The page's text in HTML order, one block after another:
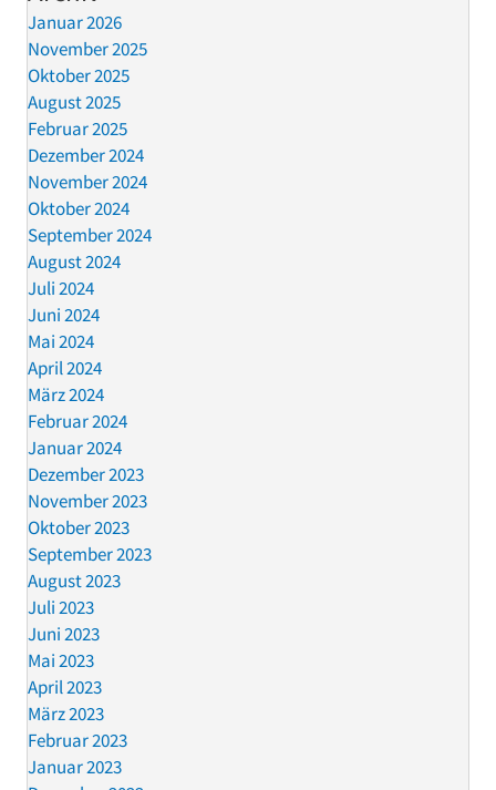
Januar 2026
November 2025
Oktober 2025
August 2025
Februar 2025
Dezember 2024
November 2024
Oktober 2024
September 2024
August 2024
Juli 2024
Juni 2024
Mai 2024
April 2024
März 2024
Februar 2024
Januar 2024
Dezember 2023
November 2023
Oktober 2023
September 2023
August 2023
Juli 2023
Juni 2023
Mai 2023
April 2023
März 2023
Februar 2023
Januar 2023